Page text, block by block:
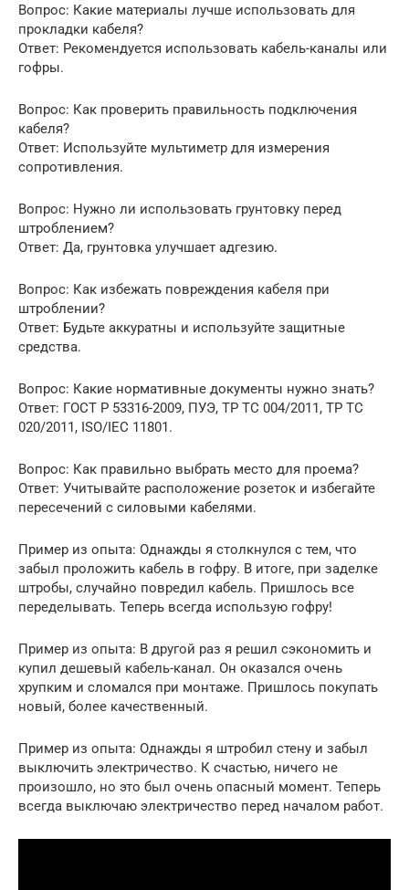
Вопрос: Какие материалы лучше использовать для
прокладки кабеля?
Ответ: Рекомендуется использовать кабель-каналы или
гофры.
Вопрос: Как проверить правильность подключения
кабеля?
Ответ: Используйте мультиметр для измерения
сопротивления.
Вопрос: Нужно ли использовать грунтовку перед
штроблением?
Ответ: Да, грунтовка улучшает адгезию.
Вопрос: Как избежать повреждения кабеля при
штроблении?
Ответ: Будьте аккуратны и используйте защитные
средства.
Вопрос: Какие нормативные документы нужно знать?
Ответ: ГОСТ Р 53316-2009, ПУЭ, ТР ТС 004/2011, ТР ТС
020/2011, ISO/IEC 11801.
Вопрос: Как правильно выбрать место для проема?
Ответ: Учитывайте расположение розеток и избегайте
пересечений с силовыми кабелями.
Пример из опыта: Однажды я столкнулся с тем, что
забыл проложить кабель в гофру. В итоге, при заделке
штробы, случайно повредил кабель. Пришлось все
переделывать. Теперь всегда использую гофру!
Пример из опыта: В другой раз я решил сэкономить и
купил дешевый кабель-канал. Он оказался очень
хрупким и сломался при монтаже. Пришлось покупать
новый, более качественный.
Пример из опыта: Однажды я штробил стену и забыл
выключить электричество. К счастью, ничего не
произошло, но это был очень опасный момент. Теперь
всегда выключаю электричество перед началом работ.